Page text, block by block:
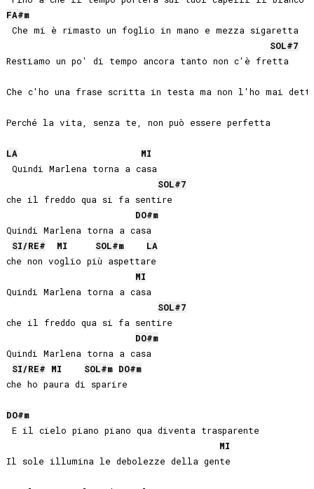
FA#m
Che mi è rimasto un foglio in mano e mezza sigaretta
SOL#7
Restiamo un po' di tempo ancora tanto non c'è fretta
Che c'ho una frase scritta in testa ma non l'ho mai
Perché la vita, senza te, non può essere perfetta
LA
MI
Quindi Marlena torna a casa
SOL#7
che il freddo qua si fa sentire
DO#m
Quindi Marlena torna a casa
SI/RE# MI SOL#m
LA
che non voglio più aspettare
MI
Quindi Marlena torna a casa
SOL#7
che il freddo qua si fa sentire
DO#m
Quindi Marlena torna a casa
SI/RE# MI SOL#m DO#m
che ho paura di sparire
DO#m
E il cielo piano piano qua diventa trasparente
MI
Il sole illumina le debolezze della gente